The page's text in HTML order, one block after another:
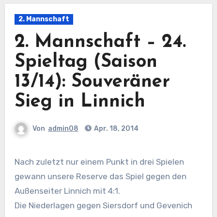
2. Mannschaft
2. Mannschaft – 24.
Spieltag (Saison
13/14): Souveräner
Sieg in Linnich
Von admin08 Apr. 18, 2014
Nach zuletzt nur einem Punkt in drei Spielen
gewann unsere Reserve das Spiel gegen den
Außenseiter Linnich mit 4:1.
Die Niederlagen gegen Siersdorf und Gevenich